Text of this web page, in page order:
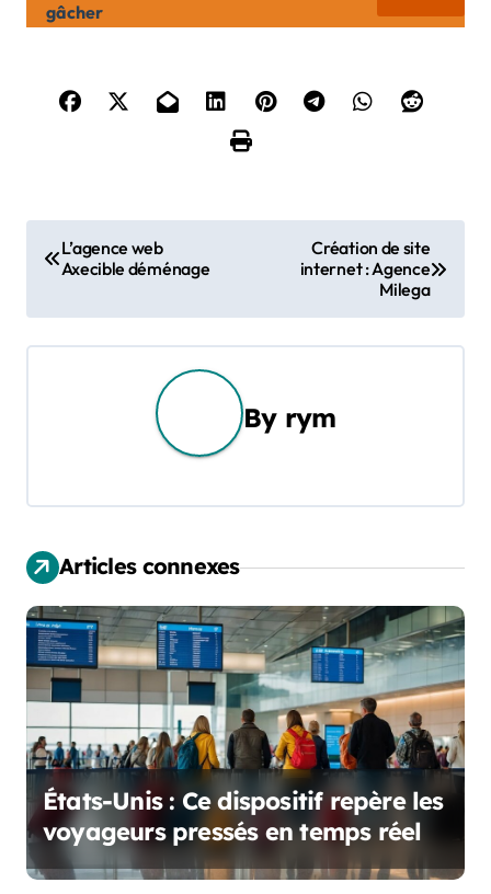
gâcher
N
v
t
i
o
n
d
e
l
’
a
L’agence web
Axecible déménage
Création de site
internet : Agence
Milega
By rym
Articles connexes
États-Unis : Ce dispositif repère les
voyageurs pressés en temps réel